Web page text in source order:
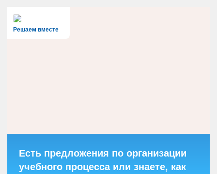
Решаем вместе
Есть предложения по организации
учебного процесса или знаете, как